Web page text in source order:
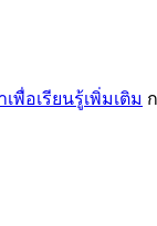
พื่อเรียนรู้เพิ่มเติม